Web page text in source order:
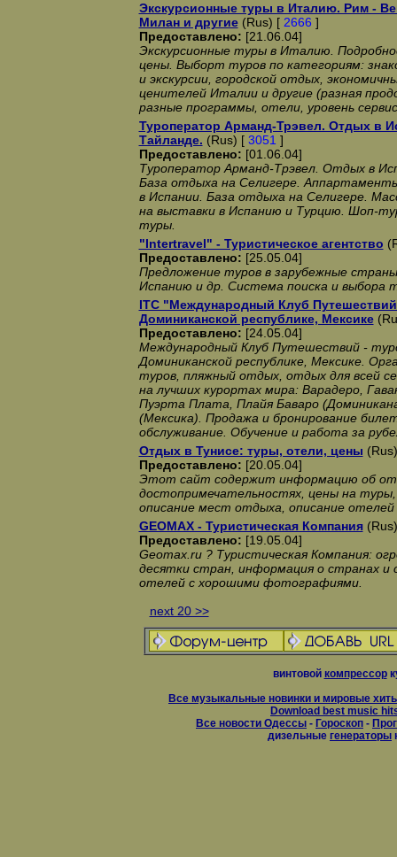
Экскурсионные туры в Италию. Рим -
Милан и другие(Rus) [ 2666 ]
Предоставлено: [21.06.04]
Экскурсионные туры в Италию.
цены. Выборт туров по категориям:
и экскурсии, городской отдых,
ценителей Италии и другие (разная
разные программы, отели, уровень
Туроператор Арманд-Трэвел. Отдых в
Тайланде. (Rus) [ 3051 ]
Предоставлено: [01.06.04]
Туроператор Арманд-Трэвел. Отдых в
База отдыха на Селигере.
в Испании. База отдыха на Селигере.
на выставки в Испанию и Турцию. Шоп-
туры.
"Intertravel" - Туристическое агентство
Предоставлено: [25.05.04]
Предложение туров в зарубежные
Испанию и др. Система поиска и выбора
ITC "Международный Клуб
Доминиканской республике, Мексике
Предоставлено: [24.05.04]
Международный Клуб Путешествий -
Доминиканской республике, Мексике.
туров, пляжный отдых, отдых для всей
на лучших курортах мира: Варадеро,
Пуэрта Плата, Плайя Баваро
(Мексика). Продажа и бронирование
обслуживание. Обучение и работа за
Отдых в Тунисе: туры, отели, цены
Предоставлено: [20.05.04]
Этот сайт содержит информацию об
достопримечательностях, цены на
описание мест отдыха, описание отелей
GEOMAX - Туристическая Компания
Предоставлено: [19.05.04]
Geomax.ru ? Туристическая Компания:
десятки стран, информация о странах и
отелей с хорошими фотографиями.
next 20 >>
винтовой компрессор
Все музыкальные новинки и мировые
Download best music
Все новости Одессы - Гороскоп -
дизельные генераторы